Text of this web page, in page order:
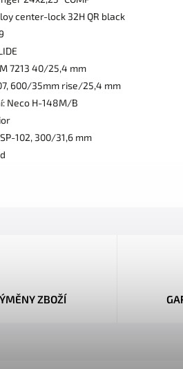
center-lock 32H QR black
7213 40/25,4 mm
600/35mm rise/25,4 mm
Neco H-148M/B
102, 300/31,6 mm
ZBOŽÍ